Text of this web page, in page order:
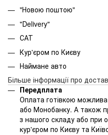
"Новою поштою"
"Delivery"
САТ
Кур'єром по Києву
Наймане авто
Більше інформації про
Передплата
Оплата готівкою
або Монобанку. А також
з нашого складу або при
кур'єром по Києву та